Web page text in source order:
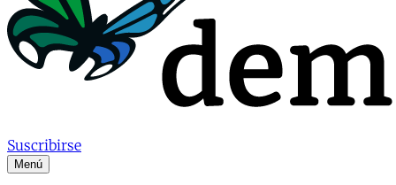
Suscribirse
Menú